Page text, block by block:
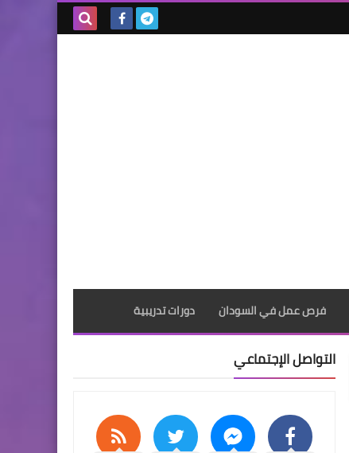
فرص عمل في السودان دورات تدريبية
التواصل الإجتماعي